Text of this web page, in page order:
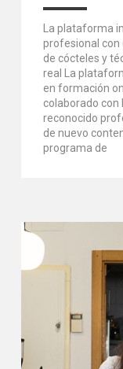
La plataforma
profesional con
de cócteles y
real La
en formación
colaborado con
reconocido
de nuevo
programa de